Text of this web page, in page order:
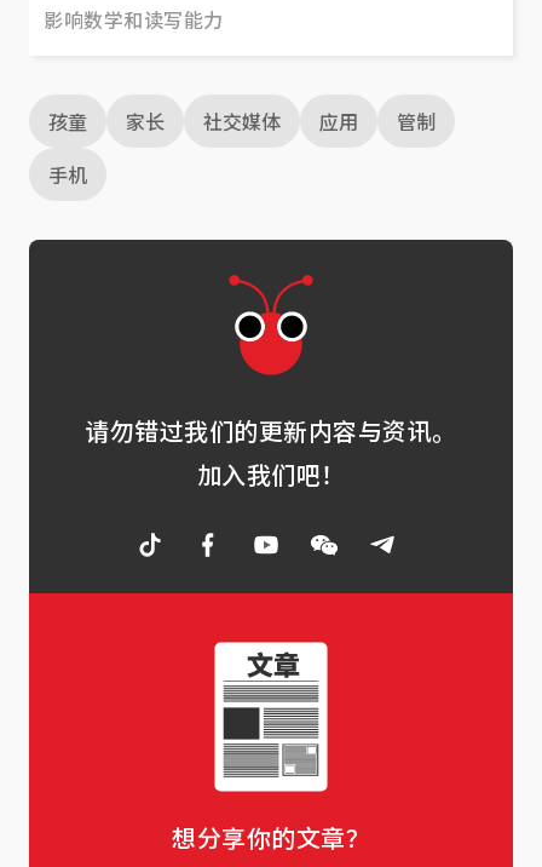
影响数学和读写能力
孩童 家长 社交媒体 应用
管制
手机
请勿错过我们的更新内容与资讯。
加入我们吧！
想分享你的文章？